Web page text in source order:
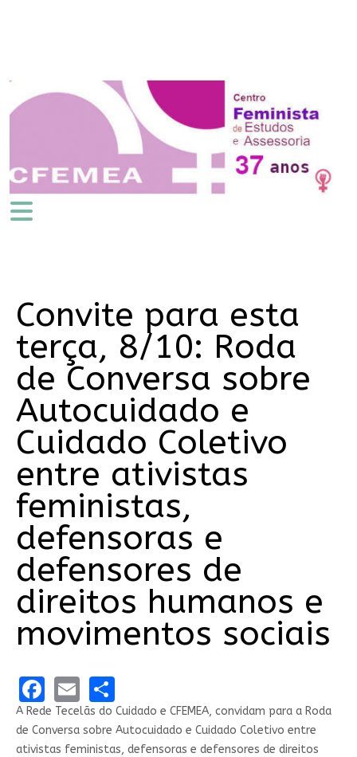
Convite para esta
terça, 8/10: Roda
de Conversa sobre
Autocuidado e
Cuidado Coletivo
entre ativistas
feministas,
defensoras e
defensores de
direitos humanos e
movimentos sociais
Facebook
EmailShare
A Rede Tecelãs do Cuidado e CFEMEA, convidam para a Roda
de Conversa sobre Autocuidado e Cuidado Coletivo entre
ativistas feministas, defensoras e defensores de direitos